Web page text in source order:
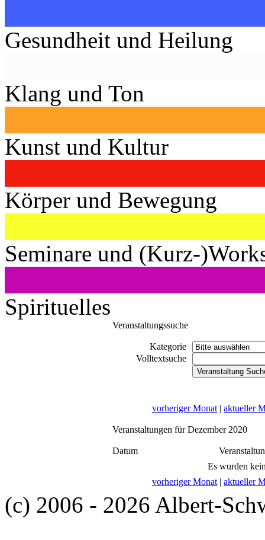
Gesundheit und Heilung
Klang und Ton
Kunst und Kultur
Körper und Bewegung
Seminare und (Kurz-
Spirituelles
Veranstaltungssuche
Kategorie
Volltextsuche
vorheriger Monat | aktueller
Veranstaltungen für Dezember 2020
Datum
Es wurden
vorheriger Monat | aktueller
(c) 2006 - 2026 Albert-